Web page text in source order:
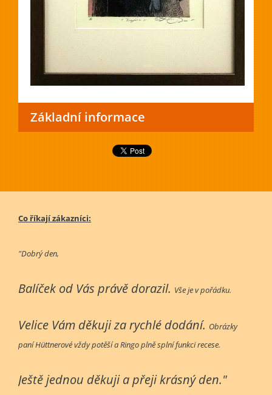
Základní informace
Co říkají zákazníci:
"Dobrý den,
Balíček od Vás právě dorazil. Vše je v pořádku.
Velice Vám děkuji za rychlé dodání. Obrázky
paní Hüttnerové vždy potěší a Ringo plně splní funkci recese.
Ještě jednou děkuji a přeji krásný den."